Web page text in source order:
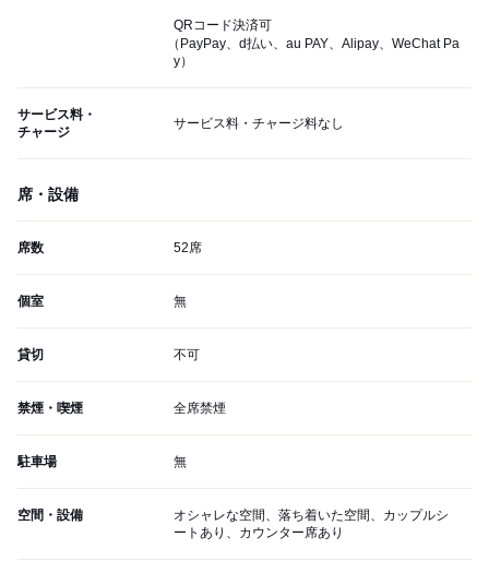
QRコード決済可
（PayPay、d払い、au PAY、Alipay、WeChat Pa
y）
サービス料・
チャージ
サービス料・チャージ料なし
席・設備
席数 52席
個室 無
貸切 不可
禁煙・喫煙 全席禁煙
駐車場 無
空間・設備
オシャレな空間、落ち着いた空間、カップルシ
ートあり、カウンター席あり